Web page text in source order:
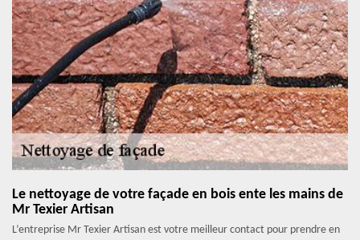
Le nettoyage de votre façade en bois ente les mains de
Mr Texier Artisan
L’entreprise Mr Texier Artisan est votre meilleur contact pour prendre en